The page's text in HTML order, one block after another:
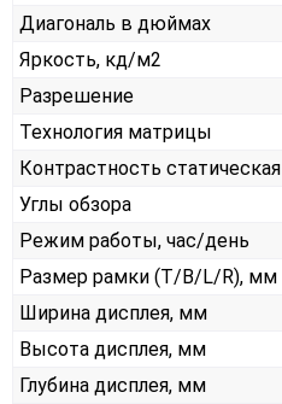
Диагональ в дюймах
Яркость, кд/м2
Разрешение
Технология матрицы
Контрастность статическая
Углы обзора
Режим работы, час/день
Размер рамки (T/B/L/R), мм
Ширина дисплея, мм
Высота дисплея, мм
Глубина дисплея, мм